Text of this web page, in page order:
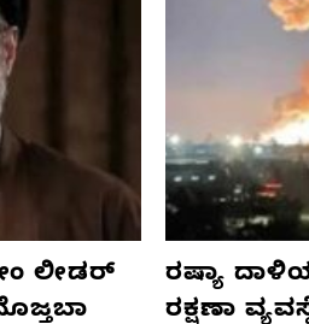
ಲೀಡರ್
ರಷ್ಯಾ
ರಕ್ಷಣಾ